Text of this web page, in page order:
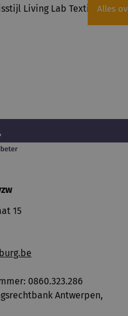
Alles
15
​0860.323.286
Antwerpen,